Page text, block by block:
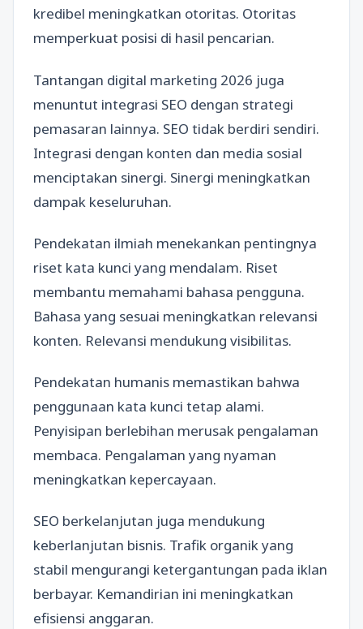
kredibel meningkatkan otoritas. Otoritas
memperkuat posisi di hasil pencarian.
Tantangan digital marketing 2026 juga
menuntut integrasi SEO dengan strategi
pemasaran lainnya. SEO tidak berdiri sendiri.
Integrasi dengan konten dan media sosial
menciptakan sinergi. Sinergi meningkatkan
dampak keseluruhan.
Pendekatan ilmiah menekankan pentingnya
riset kata kunci yang mendalam. Riset
membantu memahami bahasa pengguna.
Bahasa yang sesuai meningkatkan relevansi
konten. Relevansi mendukung visibilitas.
Pendekatan humanis memastikan bahwa
penggunaan kata kunci tetap alami.
Penyisipan berlebihan merusak pengalaman
membaca. Pengalaman yang nyaman
meningkatkan kepercayaan.
SEO berkelanjutan juga mendukung
keberlanjutan bisnis. Trafik organik yang
stabil mengurangi ketergantungan pada iklan
berbayar. Kemandirian ini meningkatkan
efisiensi anggaran.